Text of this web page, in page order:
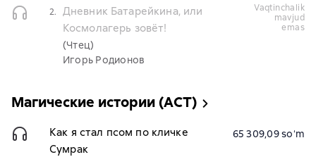
2.
Дневник Батарейкина, или
Космолагерь зовёт!
(Чтец)
Игорь Родионов
vaqtinchalik
mavjud
emas
Магические истории (АСТ)
Как я стал псом по кличке
Сумрак
65 309,09 soʻm